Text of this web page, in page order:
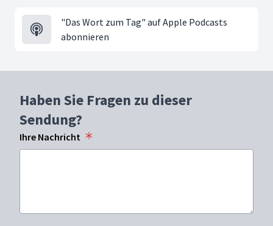
"Das Wort zum Tag" auf Apple Podcasts
abonnieren
Haben Sie Fragen zu dieser
Sendung?
Ihre Nachricht